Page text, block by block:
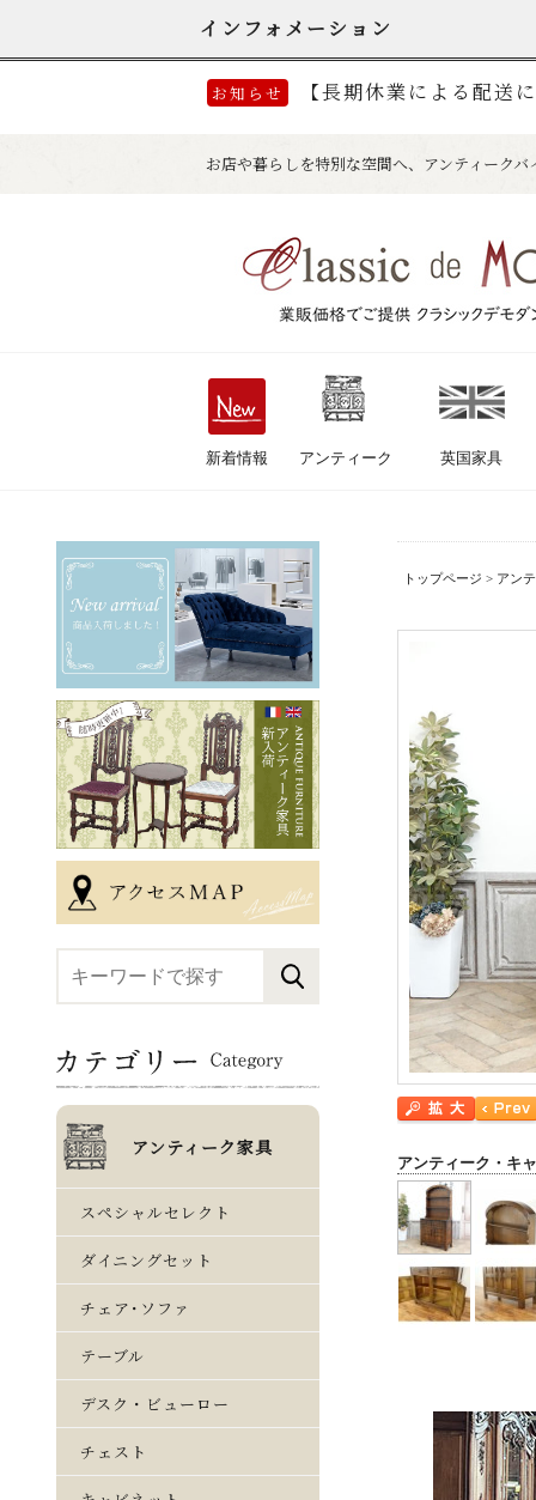
トップページ > アン
アンティーク・キ